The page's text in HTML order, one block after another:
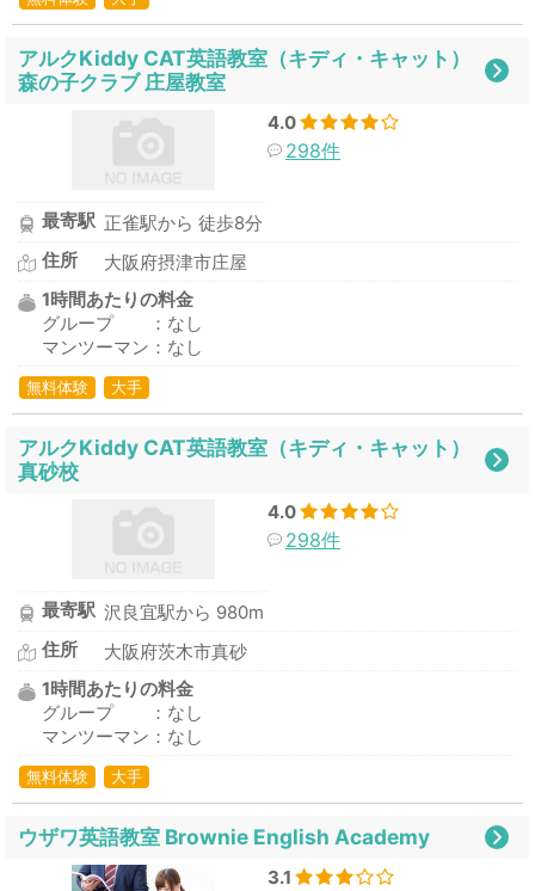
アルクKiddy CAT英語教室（キディ・キャット）
森の子クラブ 庄屋教室
4.0
298件
最寄駅 正雀駅から 徒歩8分
住所
大阪府摂津市庄屋
1時間あたりの料金
グループ ：なし
マンツーマン：なし
無料体験 大手
アルクKiddy CAT英語教室（キディ・キャット）
真砂校
4.0
298件
最寄駅 沢良宜駅から 980m
住所
大阪府茨木市真砂
1時間あたりの料金
グループ ：なし
マンツーマン：なし
無料体験 大手
ウザワ英語教室 Brownie English Academy
3.1